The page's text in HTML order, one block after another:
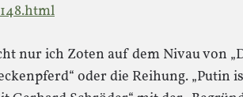
nur ich Zoten auf dem Nivau von
oder die Reihung. „Putin